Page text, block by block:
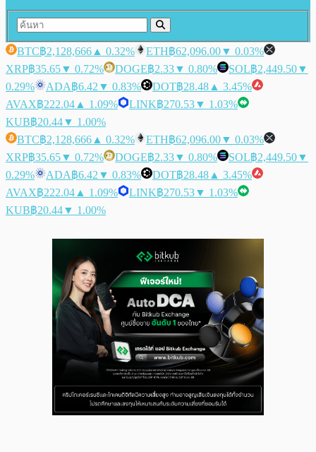
BTC฿2,128,666 ▲ 0.32% ETH฿62,096.00▼ 0.03%
XRP฿35.65▼ 0.72% DOGE฿2.33▼ 0.80% SOL฿2,449.50▼
0.29%
ADA฿6.42 ▼ 0.83% DOT฿28.48 ▲ 3.45%
AVAX฿222.04 ▲ 1.09% LINK฿270.53▼ 1.03%
KUB฿20.44▼ 1.00%
BTC฿2,128,666 ▲ 0.32% ETH฿62,096.00▼ 0.03%
XRP฿35.65▼ 0.72% DOGE฿2.33▼ 0.80% SOL฿2,449.50▼
0.29%
ADA฿6.42 ▼ 0.83% DOT฿28.48 ▲ 3.45%
AVAX฿222.04 ▲ 1.09% LINK฿270.53▼ 1.03%
KUB฿20.44▼ 1.00%